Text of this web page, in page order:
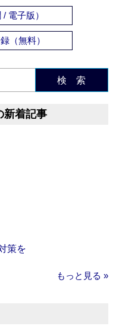
電子版）
（無料）
検 索
新着記事
策を
もっと見る »